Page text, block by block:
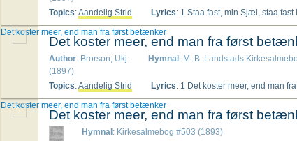
Topics:Aandelig Strid Lyrics: 1 Staa fast, min Sjæl, staa fast I Herrens Krige! Tænk, hvilken Skam og Last Sin Gud at svige! Tænk, hvilken skamfuld Ting, Først Gud at tjende, Og siden sig omkring, Og siden sig omkring, Til Verden vende! 2 Begyndt er ikke endt, Det maa du vide, Som har din Jesum kjendt; Bliv ved at stride! Alt, hvad dit Hjerte vil Fra Himlen vende, Skal overvindes til, Skal overvindes til, Din sidste Ende. 3 At staa med Magt imod Paa alle Sider, Den Sag er ret og
Det koster meer, end man fra først
Author: Brorson; Ukj. Hymnal : M. B. Landstads
(1897)
Topics:Aandelig Strid Lyrics: 1 Det koster meer, end man fra først betænker, At være tro i det, som Gud os skjænker, I Kjærlighedens først Kraft at staa, Til man os ser fra Kampens Plads at gaa. 2 Hvor ofte maa man sig for Himlen skamme, Naar man ei meer kan se den første Flamme, Og overtydes grant ved Aandens Tugt, At meget af den første Brand er flukt! 3 Saa gaar det, naar man fra sin Vagt vil træde, Og vender Sind
Det koster meer, end man fra først betænker
Det koster meer, end man fra først
Hymnal : Kirkesalmebog #503 (1893)
Det koster meer, end man fra først betænker